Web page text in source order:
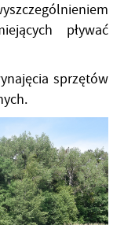
pływać
sprzętów